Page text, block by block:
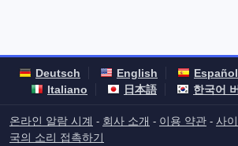
Deutsch English Español
Italiano
日本語 한국어
온라인 알람 시계 - 회사 소개 - 이용 약관 - 사
국의 소리 접촉하기